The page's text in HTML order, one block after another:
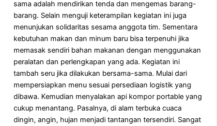
sama adalah mendirikan tenda dan mengemas barang-
barang. Selain menguji keterampilan kegiatan ini juga
menunjukan solidaritas sesama anggota tim. Sementara
kebutuhan makan dan minum baru bisa terpenuhi jika
memasak sendiri bahan makanan dengan menggunakan
peralatan dan perlengkapan yang ada. Kegiatan ini
tambah seru jika dilakukan bersama-sama. Mulai dari
mempersiapkan menu sesuai persediaan logistik yang
dibawa. Kemudian menyalakan api kompor portable yang
cukup menantang. Pasalnya, di alam terbuka cuaca
dingin, angin, hujan menjadi tantangan tersendiri. Sangat